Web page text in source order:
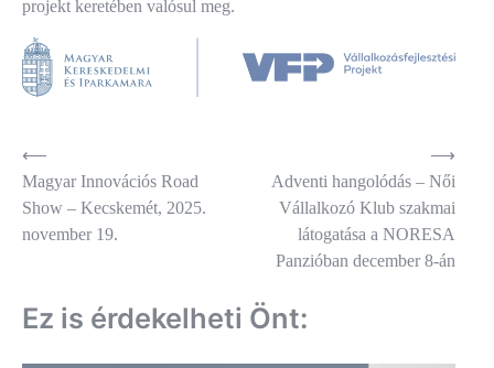
projekt keretében valósul meg.
Bejegyzés
navigáció
⟵
Magyar Innovációs Road
Show – Kecskemét, 2025.
november 19.
Adventi hangolódás – Női
Vállalkozó Klub szakmai
látogatása a NORESA
Panzióban december 8-án
⟶
Ez is érdekelheti Önt: